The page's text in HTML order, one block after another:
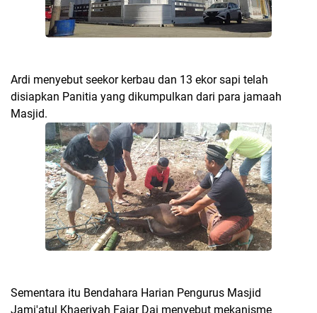
Ardi menyebut seekor kerbau dan 13 ekor sapi telah
disiapkan Panitia yang dikumpulkan dari para jamaah
Masjid.
Sementara itu Bendahara Harian Pengurus Masjid
Jami'atul Khaeriyah Fajar Dai menyebut mekanisme